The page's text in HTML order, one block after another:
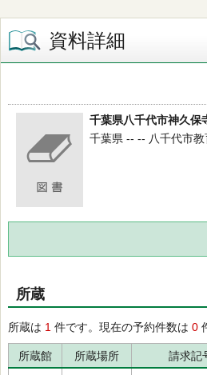
資料詳細
千葉県八千代市神久保
千葉県 -- -- 八千代市
所蔵
所蔵は 1 件です。現在の予約件数は 0
所蔵館 所蔵場所 請求記